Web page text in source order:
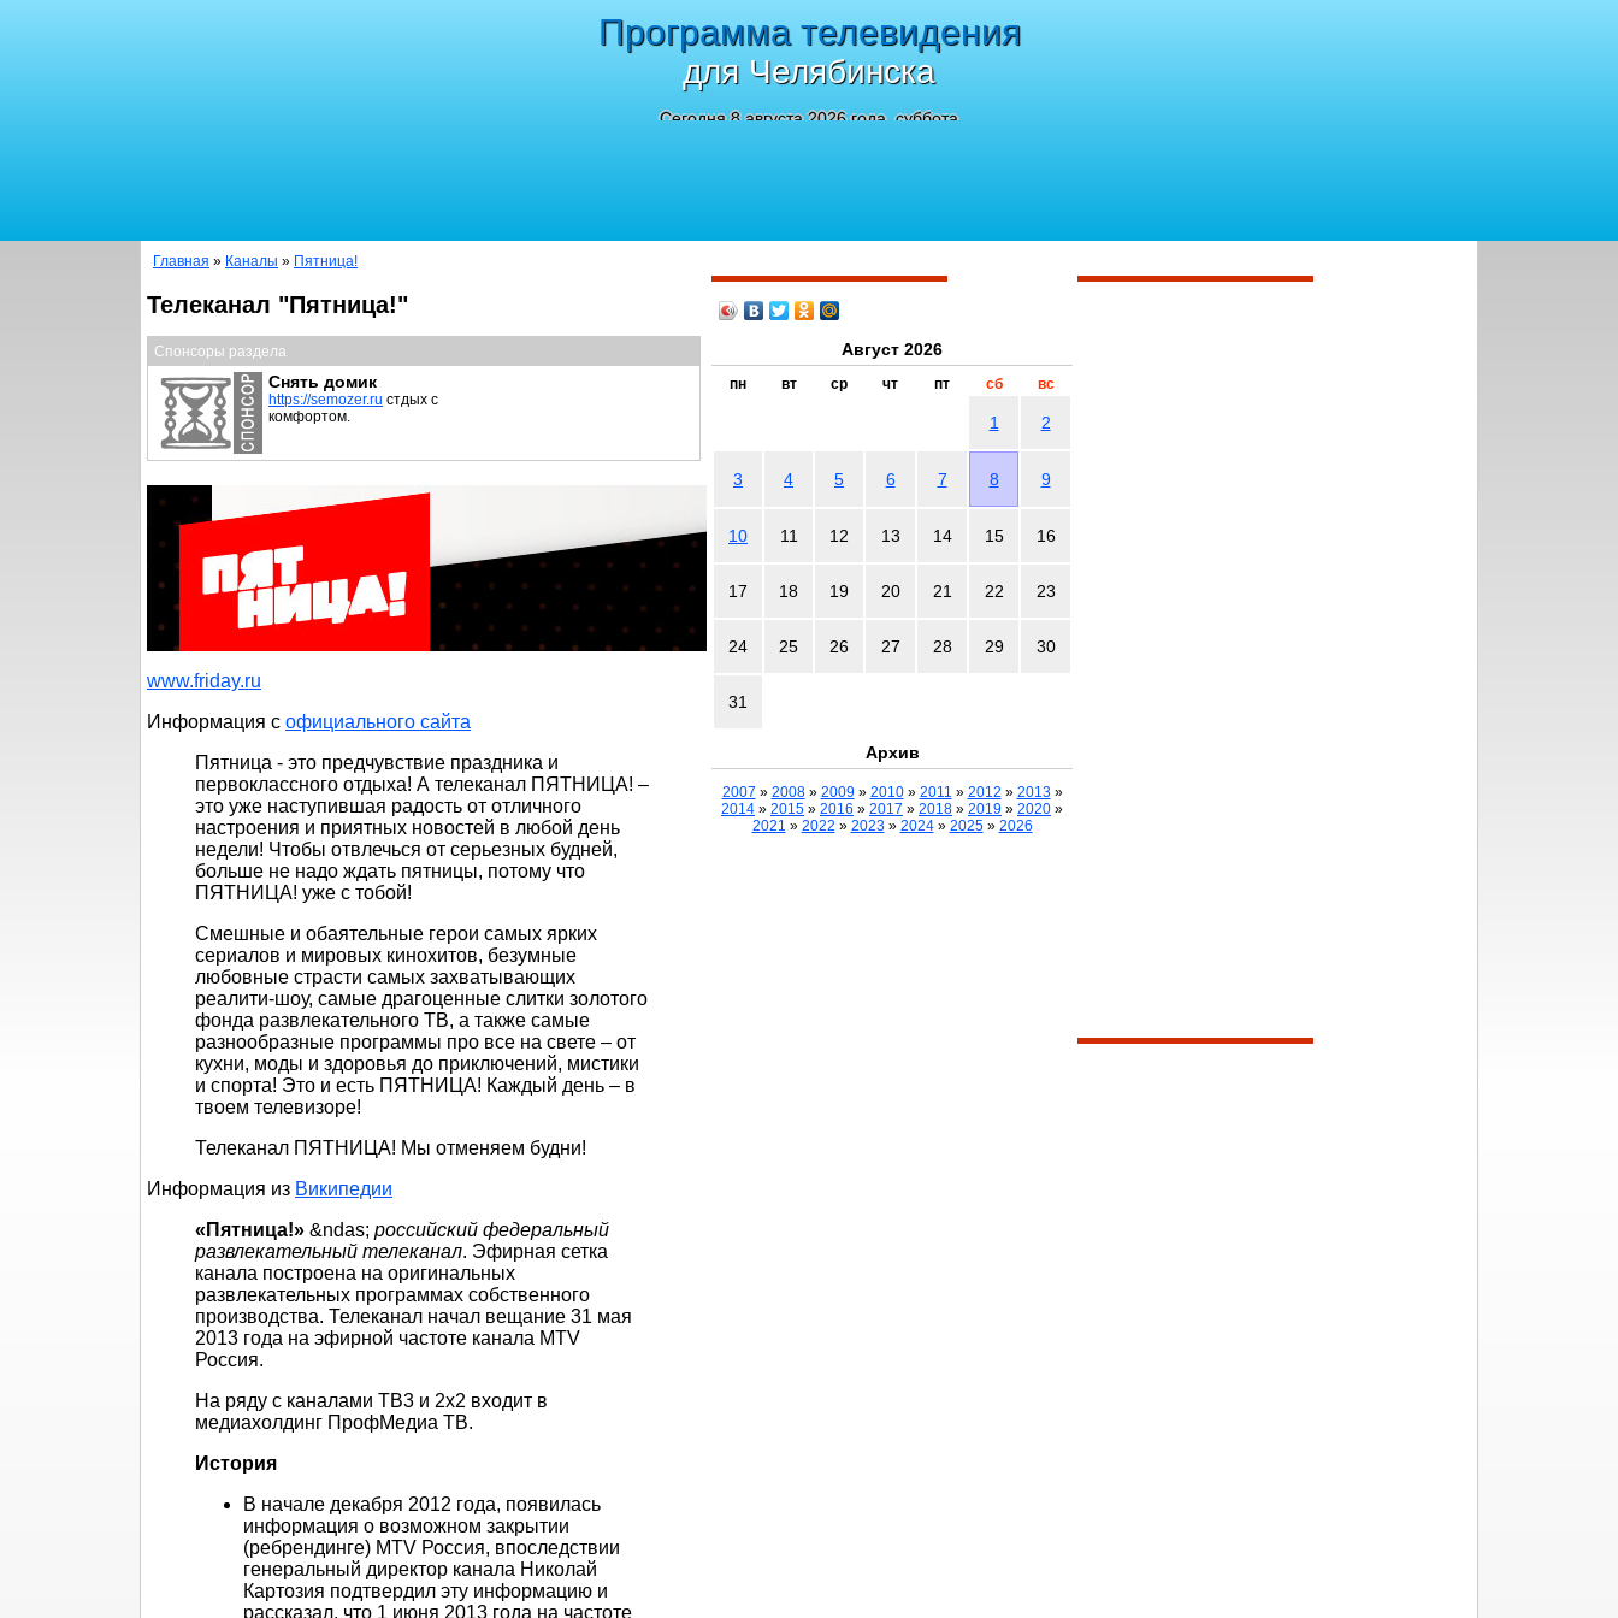
Программа телевидения
для Челябинска
Сегодня 8 августа 2026 года, суббота
Главная » Каналы » Пятница!
Телеканал "Пятница!"
Спонсоры раздела
Снять домик
https://semozer.ru стдых с
комфортом.
www.friday.ru
Информация c официального сайта
Пятница - это предчувствие праздника и
первоклассного отдыха! А телеканал ПЯТНИЦА! –
это уже наступившая радость от отличного
настроения и приятных новостей в любой день
недели! Чтобы отвлечься от серьезных будней,
больше не надо ждать пятницы, потому что
ПЯТНИЦА! уже с тобой!
Смешные и обаятельные герои самых ярких
сериалов и мировых кинохитов, безумные
любовные страсти самых захватывающих
реалити-шоу, самые драгоценные слитки золотого
фонда развлекательного ТВ, а также самые
разнообразные программы про все на свете – от
кухни, моды и здоровья до приключений, мистики
и спорта! Это и есть ПЯТНИЦА! Каждый день – в
твоем телевизоре!
Телеканал ПЯТНИЦА! Мы отменяем будни!
Информация из Википедии
«Пятница!» &ndas; российский федеральный
развлекательный телеканал. Эфирная сетка
канала построена на оригинальных
развлекательных программах собственного
производства. Телеканал начал вещание 31 мая
2013 года на эфирной частоте канала MTV
Россия.
На ряду с каналами ТВ3 и 2x2 входит в
медиахолдинг ПрофМедиа ТВ.
История
В начале декабря 2012 года, появилась
информация о возможном закрытии
(ребрендинге) MTV Россия, впоследствии
генеральный директор канала Николай
Картозия подтвердил эту информацию и
рассказал, что 1 июня 2013 года на частоте
Август 2026
пн вт ср чт пт сб вс
1 2
3 4 5 6 7 8 9
10 11 12 13 14 15 16
17 18 19 20 21 22 23
24 25 26 27 28 29 30
31
Архив
2007 » 2008» 2009» 2010» 2011 » 2012 » 2013»
2014 » 2015 » 2016 » 2017 » 2018 » 2019 » 2020 »
2021 » 2022 » 2023» 2024» 2025» 2026